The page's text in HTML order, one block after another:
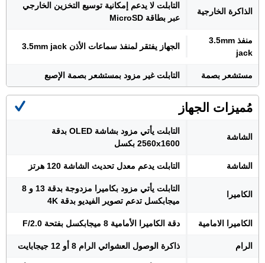
الذاكرة الخارجية
التابلت لا يدعم إمكانية توسيع التخزين الخارجي
عبر بطاقة MicroSD
منفذ 3.5mm
jack
الجهاز يفتقر لمنفذ سماعات الأذن 3.5mm jack
مستشعر بصمة التابلت غير مزود بمستشعر بصمة الإصبع
مُميزات الجهاز
الشاشة
التابلت يأتي مزود بشاشة OLED بدقة
2560x1600 بكسل
الشاشة التابلت يدعم معدل تحديث الشاشة 120 هرتز
الكاميرا
التابلت يأتي مزود بكاميرا مزدوجة بدقة 13 و 8
ميجابكسل تدعم تصوير الفيديو بدقة 4K
الكاميرا الامامية دقة الكاميرا الأمامية 8 ميجابكسل بفتحة F/2.0
الرام ذاكرة الوصول العشوائي الرام 8 أو 12 جيجابايت